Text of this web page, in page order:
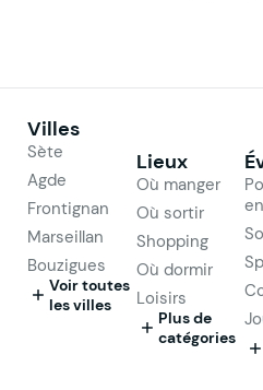
Villes
Sète
Agde
Frontignan
Marseillan
Bouzigues
Voir toutes
les villes
Lieux
Où manger
Où sortir
Shopping
Où dormir
Loisirs
Plus de
catégories